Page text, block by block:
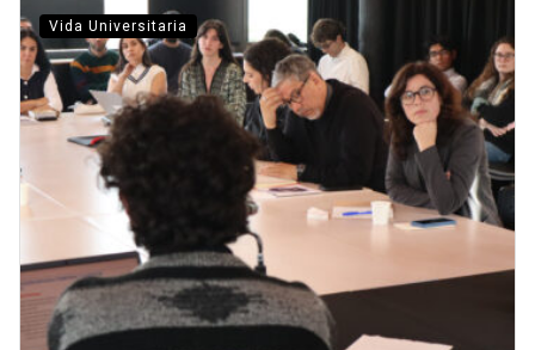
Vida Universitaria